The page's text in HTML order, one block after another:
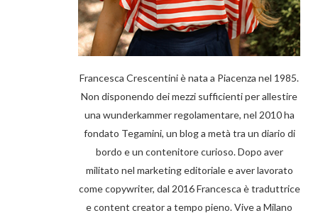
Francesca Crescentini è nata a Piacenza nel 1985.
Non disponendo dei mezzi sufficienti per allestire
una wunderkammer regolamentare, nel 2010 ha
fondato Tegamini, un blog a metà tra un diario di
bordo e un contenitore curioso. Dopo aver
militato nel marketing editoriale e aver lavorato
come copywriter, dal 2016 Francesca è traduttrice
e content creator a tempo pieno. Vive a Milano